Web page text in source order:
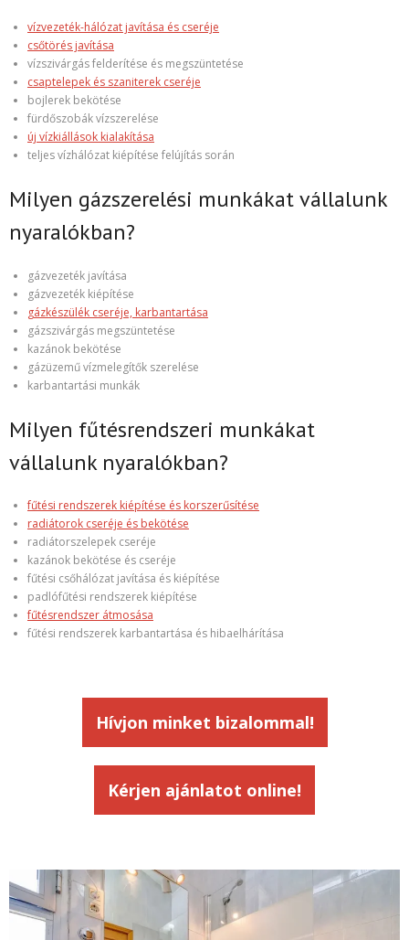
vízvezeték-hálózat javítása és cseréje
csőtörés javítása
vízszivárgás felderítése és megszüntetése
csaptelepek és szaniterek cseréje
bojlerek bekötése
fürdőszobák vízszerelése
új vízkiállások kialakítása
teljes vízhálózat kiépítése felújítás során
Milyen gázszerelési munkákat vállalunk
nyaralókban?
gázvezeték javítása
gázvezeték kiépítése
gázkészülék cseréje, karbantartása
gázszivárgás megszüntetése
kazánok bekötése
gázüzemű vízmelegítők szerelése
karbantartási munkák
Milyen fűtésrendszeri munkákat
vállalunk nyaralókban?
fűtési rendszerek kiépítése és korszerűsítése
radiátorok cseréje és bekötése
radiátorszelepek cseréje
kazánok bekötése és cseréje
fűtési csőhálózat javítása és kiépítése
padlófűtési rendszerek kiépítése
fűtésrendszer átmosása
fűtési rendszerek karbantartása és hibaelhárítása
Hívjon minket bizalommal!
Kérjen ajánlatot online!